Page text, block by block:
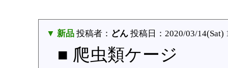
▼ 新品投稿者： どん投稿日：2020/03/14(Sat)
■ 爬虫類ケージ